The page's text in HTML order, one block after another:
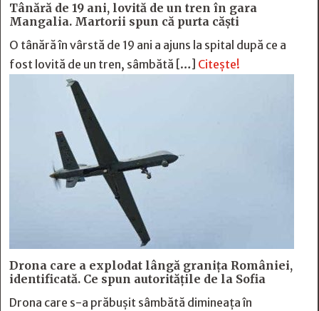
Tânără de 19 ani, lovită de un tren în gara
Mangalia. Martorii spun că purta căști
O tânără în vârstă de 19 ani a ajuns la spital după ce a
fost lovită de un tren, sâmbătă […] Citește!
Drona care a explodat lângă granița României,
identificată. Ce spun autoritățile de la Sofia
Drona care s-a prăbușit sâmbătă dimineața în